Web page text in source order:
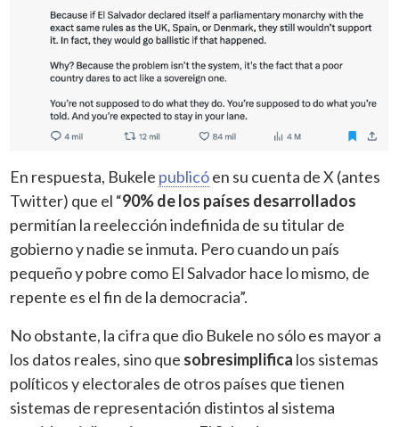
En respuesta, Bukele publicóen su cuenta de X (antes
Twitter) que el “90% de los países desarrollados
permitían la reelección indefinida de su titular de
gobierno y nadie se inmuta. Pero cuando un país
pequeño y pobre como El Salvador hace lo mismo, de
repente es el fin de la democracia”.
No obstante, la cifra que dio Bukele no sólo es mayor a
los datos reales, sino que sobresimplifica los sistemas
políticos y electorales de otros países que tienen
sistemas de representación distintos al sistema